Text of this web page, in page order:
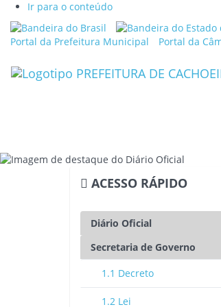
Ir para o conteúdo
Link
externo
Portal
Brasil
Portal da Prefeitura Municipal Portal da
ACESSO RÁPIDO
Diário Oficial
Secretaria de Governo
1.1 Decreto
1.2 Lei